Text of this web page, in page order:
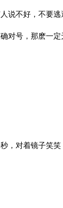
不好，不要逃
号，那麽一定
对着镜子笑笑